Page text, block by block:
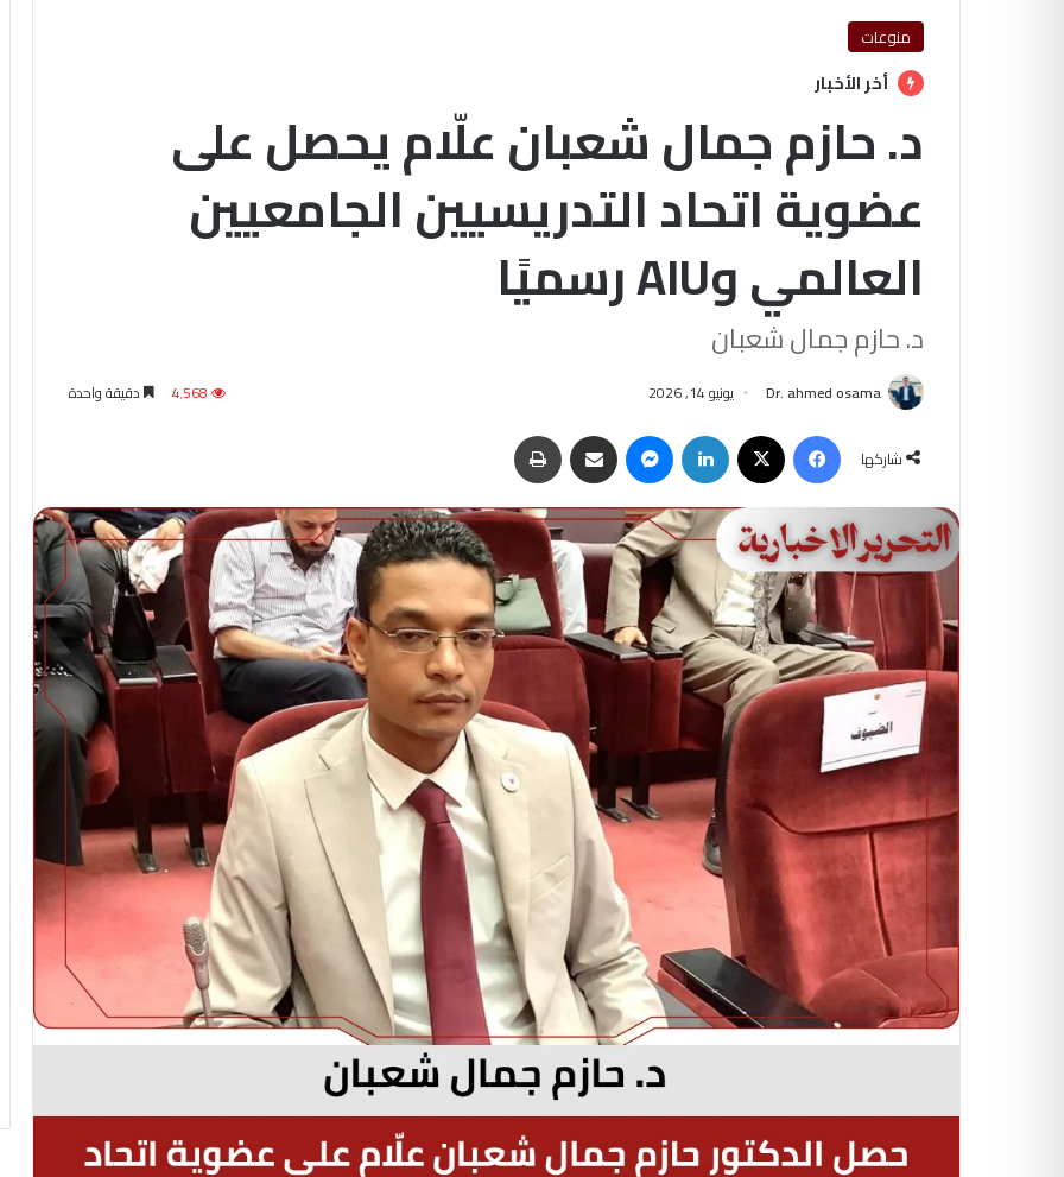
منوعات
أخر الأخبار
د. حازم جمال شعبان علّام يحصل على
عضوية اتحاد التدريسيين الجامعيين
العالمي وAIU رسميًا
د. حازم جمال شعبان
Dr. ahmed osama يونيو 14, 2026 4٬568 دقيقة واحدة
شاركها